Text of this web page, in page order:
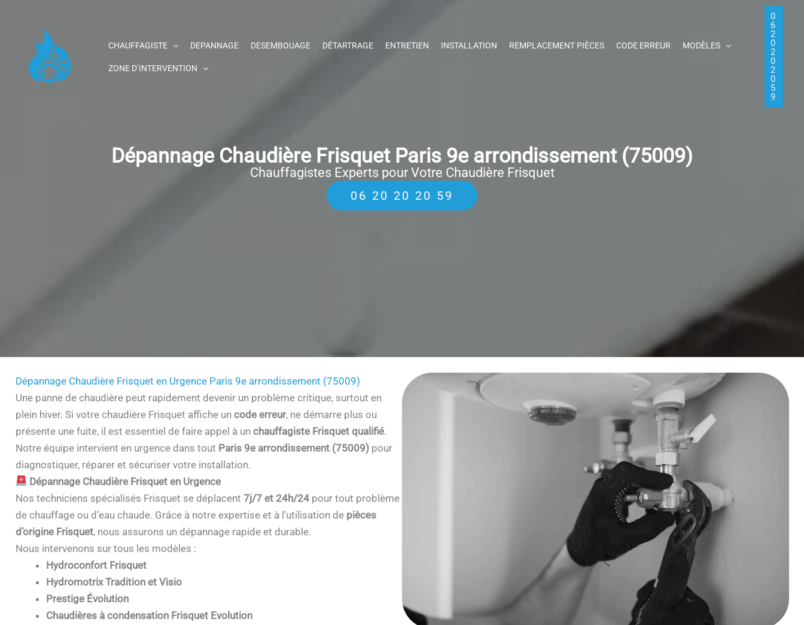
contenu
CHAUFFAGISTE DEPANNAGE DESEMBOUAGE DÉTARTRAGE ENTRETIEN INSTALLATION REMPLACEMENT PIÈCES CODE ERREUR MODÈLES
ZONE D’INTERVENTION
0
6
2
0
2
0
2
0
5
9
Dépannage Chaudière Frisquet Paris 9e arrondissement (75009)
Chauffagistes Experts pour Votre Chaudière Frisquet
06 20 20 20 59
Dépannage Chaudière Frisquet en Urgence Paris 9e arrondissement (75009)
Une panne de chaudière peut rapidement devenir un problème critique, surtout en
plein hiver. Si votre chaudière Frisquet affiche un code erreur, ne démarre plus ou
présente une fuite, il est essentiel de faire appel à un chauffagiste Frisquet qualifié.
Notre équipe intervient en urgence dans tout Paris 9e arrondissement (75009)pour
diagnostiquer, réparer et sécuriser votre installation.
Dépannage Chaudière Frisquet en Urgence
Nos techniciens spécialisés Frisquet se déplacent 7j/7 et 24h/24pour tout problème
de chauffage ou d’eau chaude. Grâce à notre expertise et à l’utilisation de pièces
d’origine Frisquet, nous assurons un dépannage rapide et durable.
Nous intervenons sur tous les modèles :
Hydroconfort Frisquet
Hydromotrix Tradition et Visio
Prestige Évolution
Chaudières à condensation Frisquet Evolution